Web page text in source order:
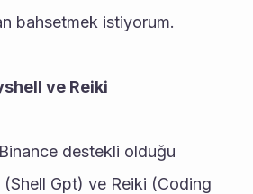
bahsetmek istiyorum.
ve Reiki
Gpt) ve Reiki (Coding